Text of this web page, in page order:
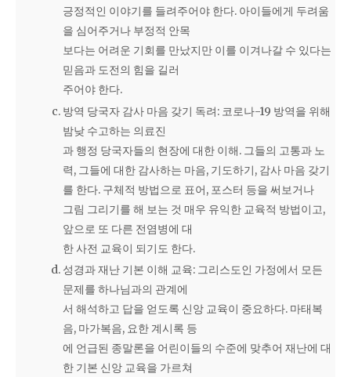
긍정적인 이야기를 들려주어야 한다. 아이들에게 두려움
을 심어주거나 부정적 안목
보다는 어려운 기회를 만났지만 이를 이겨나갈 수 있다는
믿음과 도전의 힘을 길러
주어야 한다.
방역 당국자 감사 마음 갖기 독려: 코로나-19 방역을 위해
밤낮 수고하는 의료진
과 행정 당국자들의 현장에 대한 이해. 그들의 고통과 노
력, 그들에 대한 감사하는 마음, 기도하기, 감사 마음 갖기
를 한다. 구체적 방법으로 표어, 포스터 등을 써보거나
그림 그리기를 해 보는 것 매우 유익한 교육적 방법이고,
앞으로 또 다른 전염병에 대
한 사전 교육이 되기도 한다.
성경과 재난 기본 이해 교육: 그리스도인 가정에서 모든
문제를 하나님과의 관계에
서 해석하고 답을 얻도록 신앙 교육이 중요하다. 마태복
음, 마가복음, 요한 계시록 등
에 언급된 종말론을 어린이들의 수준에 맞추어 재난에 대
한 기본 신앙 교육을 가르쳐